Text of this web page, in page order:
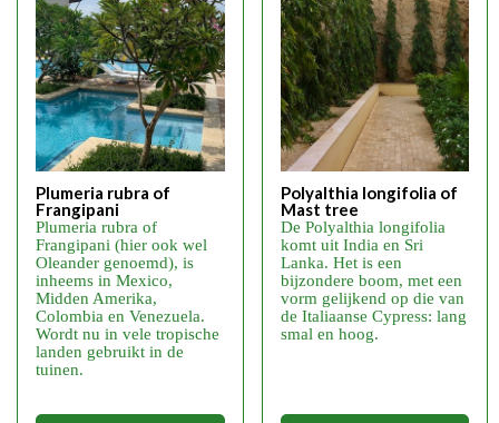
Plumeria rubra of
Frangipani
Plumeria rubra of
Frangipani (hier ook wel
Oleander genoemd), is
inheems in Mexico,
Midden Amerika,
Colombia en Venezuela.
Wordt nu in vele tropische
landen gebruikt in de
tuinen.
Polyalthia longifolia of
Mast tree
De Polyalthia longifolia
komt uit India en Sri
Lanka. Het is een
bijzondere boom, met een
vorm gelijkend op die van
de Italiaanse Cypress: lang
smal en hoog.